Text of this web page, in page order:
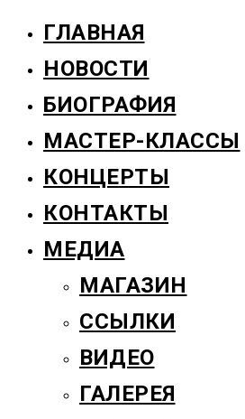
ГЛАВНАЯ
НОВОСТИ
БИОГРАФИЯ
МАСТЕР-КЛАССЫ
КОНЦЕРТЫ
КОНТАКТЫ
МЕДИА
МАГАЗИН
ССЫЛКИ
ВИДЕО
ГАЛЕРЕЯ